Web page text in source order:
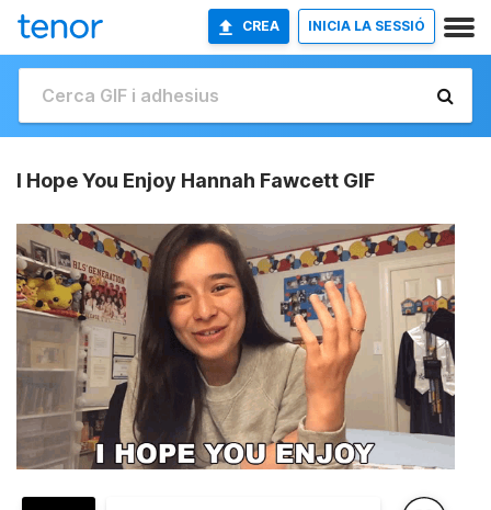
CREA INICIA LA SESSIÓ
I Hope You Enjoy Hannah Fawcett GIF